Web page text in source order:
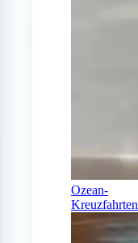
Ozean-
Kreuzfahrten